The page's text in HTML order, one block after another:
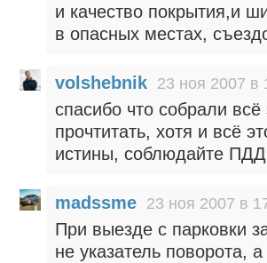
и качество покрытия,и
в опасных местах,
volshebnik 23 ноя 2007 в
спасибо что собрали
прочтитать, хотя и всё
истины, соблюдайте
madssme 23 ноя 2007 в
При выезде с парковки
не указатель поворота,